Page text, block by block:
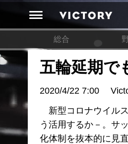
総合
五輪延期で
2020/4/22 7:00
新型コロナウイル
う活用するか－。サ
化体制を抜本的に見